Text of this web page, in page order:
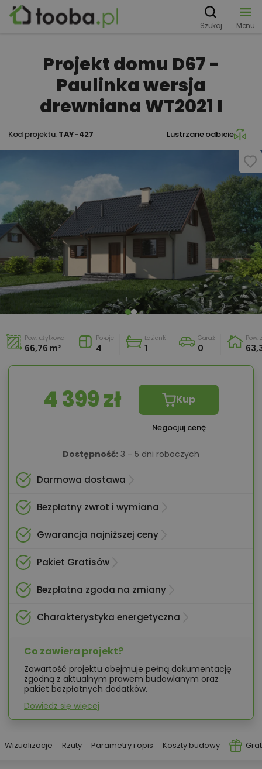
Szukaj Menu
Projekt domu D67 -
Paulinka wersja
drewniana WT2021 I
Kod projektu: TAY-427 Lustrzane odbicie
Pow. użytkowa
66,76 m²
Pokoje
4
Łazienki
1
Garaż
0
Pow.
4 399 zł Kup
Negocjuj cenę
Dostępność: 3 - 5 dni roboczych
Darmowa dostawa
Bezpłatny zwrot i wymiana
Gwarancja najniższej ceny
Pakiet Gratisów
Bezpłatna zgoda na zmiany
Charakterystyka energetyczna
Co zawiera projekt?
Zawartość projektu obejmuje pełną dokumentację
zgodną z aktualnym prawem budowlanym oraz
pakiet bezpłatnych dodatków.
Dowiedz się więcej
Wizualizacje Rzuty Parametry i opis Koszty budowy